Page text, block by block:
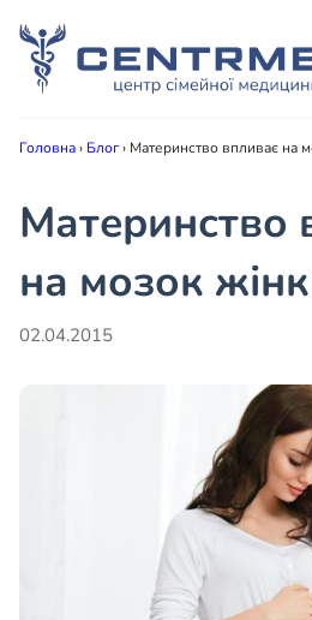
Головна› Блог› Материнство впливає на
Материнство
на мозок
02.04.2015